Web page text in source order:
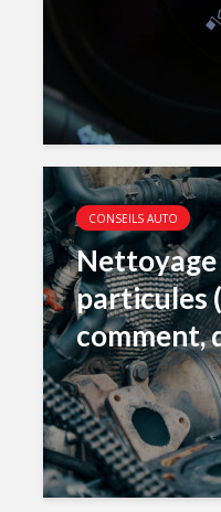
CONSEILS AUTO
particules
comment,